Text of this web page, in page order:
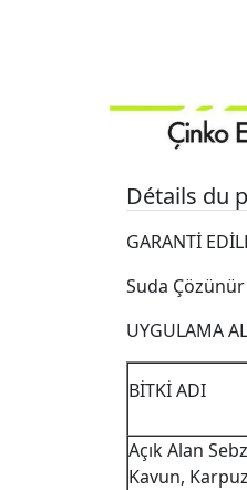
Détails du
GARANTİ
Suda
UYGULAMA
BİTKİ ADI
Açık Alan
Kavun,